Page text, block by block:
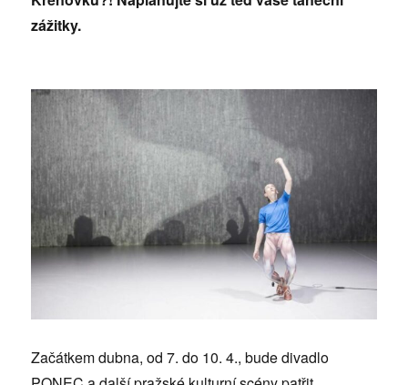
zážitky.
Začátkem dubna, od 7. do 10. 4., bude divadlo